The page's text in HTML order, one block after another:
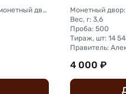
Монетный двор: Санкт-Петербургский монетный двор
Вес, г: 3,6
Проба: 500
Тираж, шт: 14
Правитель:
4 000 ₽